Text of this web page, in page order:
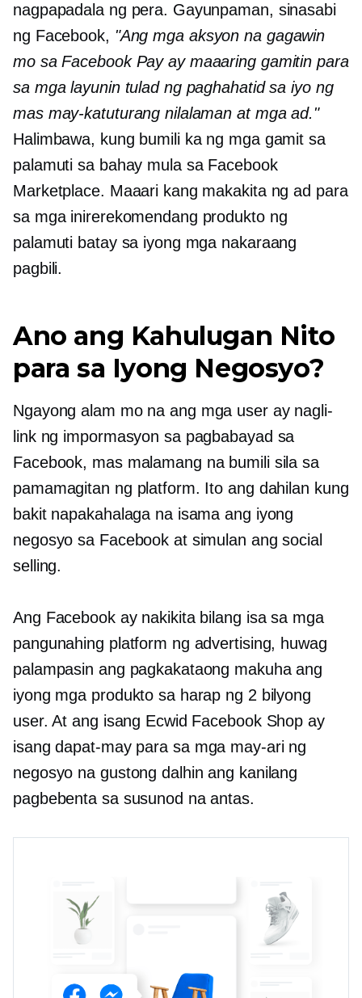
nagpapadala ng pera. Gayunpaman, sinasabi
ng Facebook, "Ang mga aksyon na gagawin
mo sa Facebook Pay ay maaaring gamitin para
sa mga layunin tulad ng paghahatid sa iyo ng
mas may-katuturang nilalaman at mga ad."
Halimbawa, kung bumili ka ng mga gamit sa
palamuti sa bahay mula sa Facebook
Marketplace. Maaari kang makakita ng ad para
sa mga inirerekomendang produkto ng
palamuti batay sa iyong mga nakaraang
pagbili.
Ano ang Kahulugan Nito
para sa Iyong Negosyo?
Ngayong alam mo na ang mga user ay nagli-
link ng impormasyon sa pagbabayad sa
Facebook, mas malamang na bumili sila sa
pamamagitan ng platform. Ito ang dahilan kung
bakit napakahalaga na isama ang iyong
negosyo sa Facebook at simulan ang social
selling.
Ang Facebook ay nakikita bilang isa sa mga
pangunahing platform ng advertising, huwag
palampasin ang pagkakataong makuha ang
iyong mga produkto sa harap ng 2 bilyong
user. At ang isang Ecwid Facebook Shop ay
isangdapat-maypara sa mga may-ari ng
negosyo na gustong dalhin ang kanilang
pagbebenta sa susunod na antas.